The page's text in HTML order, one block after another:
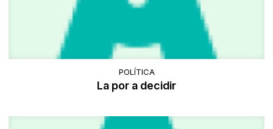
POLÍTICA
La por a decidir